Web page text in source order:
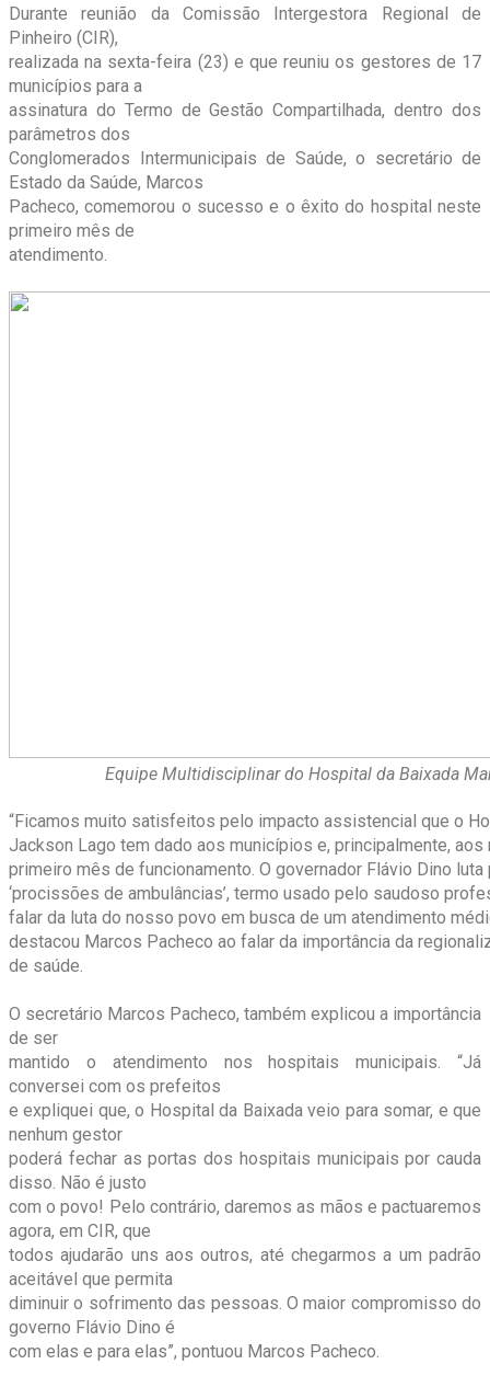
Durante reunião da Comissão Intergestora Regional de
Pinheiro (CIR),
realizada na sexta-feira (23) e que reuniu os gestores de 17
municípios para a
assinatura do Termo de Gestão Compartilhada, dentro dos
parâmetros dos
Conglomerados Intermunicipais de Saúde, o secretário de
Estado da Saúde, Marcos
Pacheco, comemorou o sucesso e o êxito do hospital neste
primeiro mês de
atendimento.
Equipe Multidisciplinar do Hospital da Baixada
“Ficamos muito satisfeitos pelo impacto assistencial que o
Jackson Lago tem dado aos municípios e, principalmente,
primeiro mês de funcionamento. O governador Flávio Dino luta
‘procissões de ambulâncias’, termo usado pelo saudoso
falar da luta do nosso povo em busca de um atendimento
destacou Marcos Pacheco ao falar da importância da
de saúde.
O secretário Marcos Pacheco, também explicou a importância
de ser
mantido o atendimento nos hospitais municipais. “Já
conversei com os prefeitos
e expliquei que, o Hospital da Baixada veio para somar, e que
nenhum gestor
poderá fechar as portas dos hospitais municipais por cauda
disso. Não é justo
com o povo! Pelo contrário, daremos as mãos e pactuaremos
agora, em CIR, que
todos ajudarão uns aos outros, até chegarmos a um padrão
aceitável que permita
diminuir o sofrimento das pessoas. O maior compromisso do
governo Flávio Dino é
com elas e para elas”, pontuou Marcos Pacheco.